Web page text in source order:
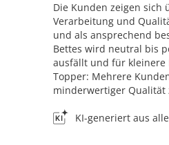
Die Kunden zeigen
Verarbeitung und
und als ansprechend
Bettes wird neutral bis
ausfällt und für kleinere
Topper: Mehrere
minderwertiger Qualität
KI-generiert aus